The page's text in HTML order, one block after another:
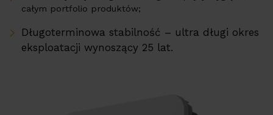
całym portfolio produktów;
Długoterminowa stabilność – ultra długi okres
eksploatacji wynoszący 25 lat.